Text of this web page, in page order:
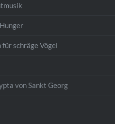
für schräge Vögel
von Sankt Georg